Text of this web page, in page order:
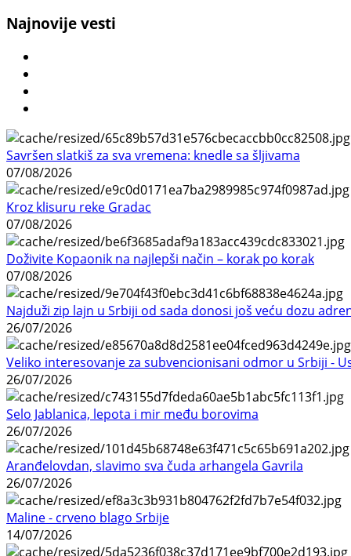
Najnovije vesti
Savršen slatkiš za sva vremena: knedle sa šljivama
07/08/2026
Kroz klisuru reke Gradac
07/08/2026
Doživite Kopaonik na najlepši način – korak po korak
07/08/2026
Najduži zip lajn u Srbiji od sada donosi još veću dozu
26/07/2026
Veliko interesovanje za subvencionisani odmor u Srbiji -
26/07/2026
Selo Jablanica, lepota i mir među borovima
26/07/2026
Aranđelovdan, slavimo sva čuda arhangela Gavrila
26/07/2026
Maline - crveno blago Srbije
14/07/2026